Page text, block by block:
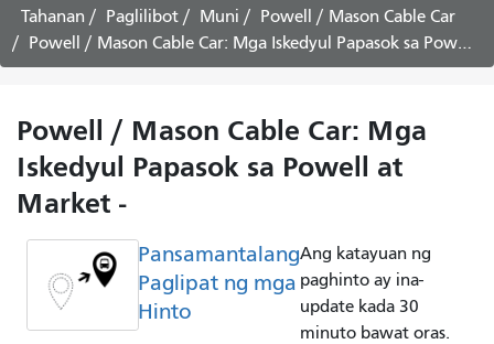
maglakbay
Tahanan Paglilibot Muni
Powell / Mason Cable Car
Powell / Mason Cable Car: Mga Iskedyul Papasok sa Powell at Market -
Powell / Mason Cable Car: Mga
Iskedyul Papasok sa Powell at
Market -
Pansamantalang
Paglipat ng mga
Hinto
Ang katayuan ng
paghinto ay ina-
update kada 30
minuto bawat oras.